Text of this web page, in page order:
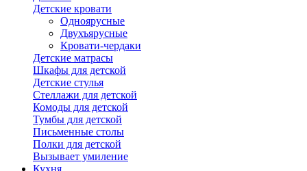
Детские кровати
Одноярусные
Двухъярусные
Кровати-чердаки
Детские матрасы
Шкафы для детской
Детские стулья
Стеллажи для детской
Комоды для детской
Тумбы для детской
Письменные столы
Полки для детской
Вызывает умиление
Кухня